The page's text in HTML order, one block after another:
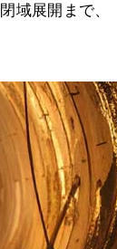
域展開まで、